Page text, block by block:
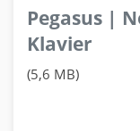
Pegasus |
Klavier
(5,6 MB)